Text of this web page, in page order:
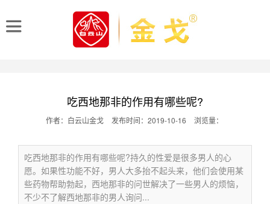
吃西地那非的作用有哪些呢?
作者：白云山金戈 发布时间：2019-10-16 浏览量：
吃西地那非的作用有哪些呢?持久的性爱是很多男人的心
愿。如果性功能不好，男人大多抬不起头来，他们会使用某
些药物帮助勃起，西地那非的问世解决了一些男人的烦恼，
不少不了解西地那非的男人询问...